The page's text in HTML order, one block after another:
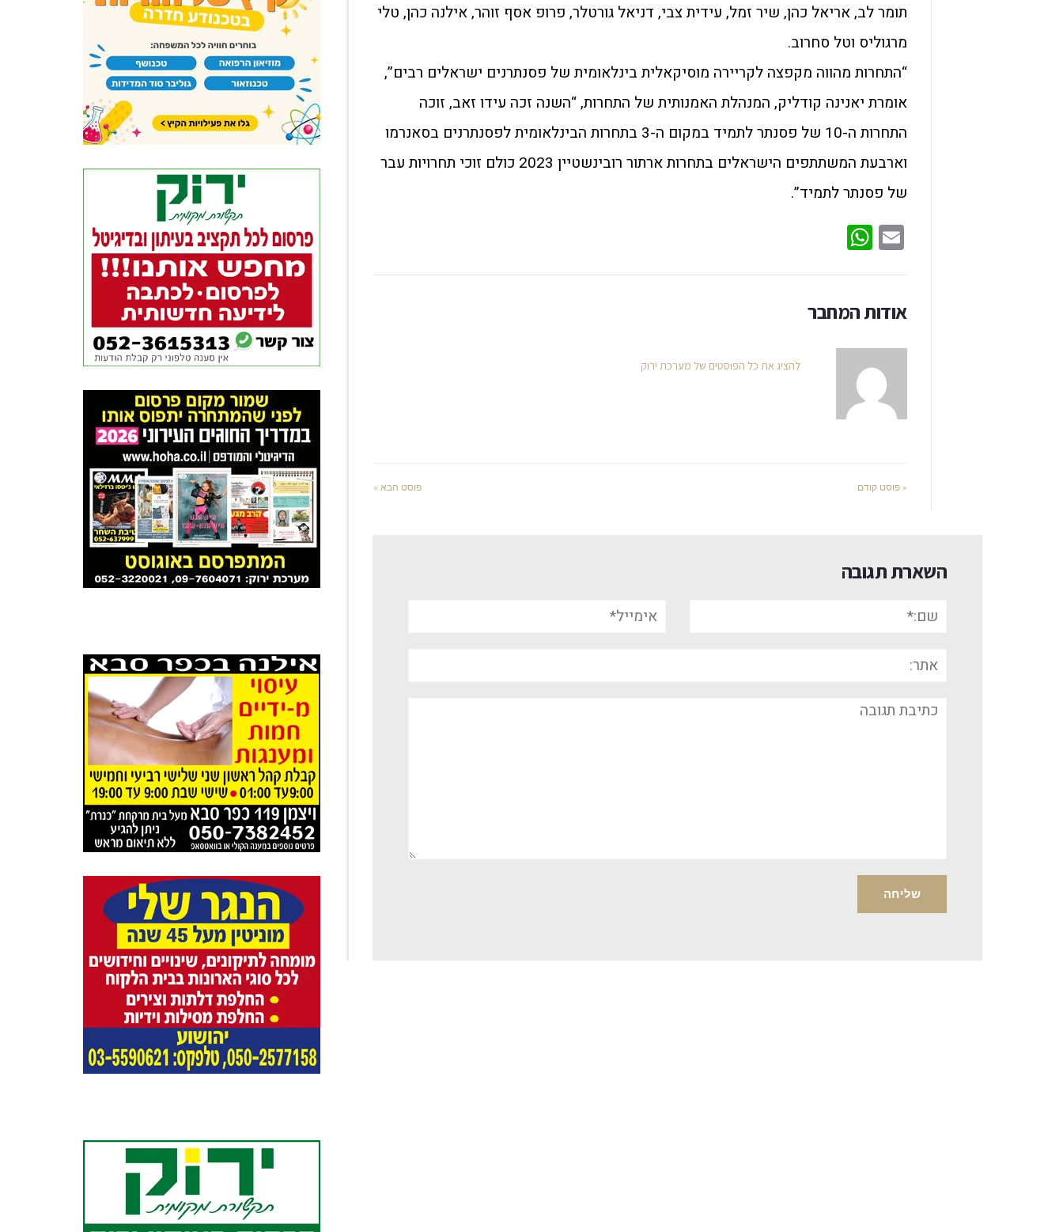
תומר לב, אריאל כהן, שיר זמל, עידית צבי, דניאל גורטלר, פרופ אסף זוהר, אילנה כהן, טלי
מרגוליס וטל סחרוב.
“התחרות מהווה מקפצה לקריירה מוסיקאלית בינלאומית של פסנתרנים ישראלים רבים”,
אומרת יאנינה קודליק, המנהלת האמנותית של התחרות, “השנה זכה עידו זאב, זוכה
התחרות ה-10 של פסנתר לתמיד במקום ה-3 בתחרות הבינלאומית לפסנתרנים בסאנרמו
וארבעת המשתתפים הישראלים בתחרות ארתור רובינשטיין 2023 כולם זוכי תחרויות עבר
של פסנתר לתמיד”.
Email
אודות המחבר
להציג את כל הפוסטים של מערכת ירוק
« פוסט קודם פוסט הבא »
השארת תגובה
אימייל*
תגובה